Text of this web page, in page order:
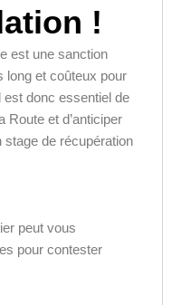
!
est une sanction
long et coûteux pour
est donc essentiel de
Route et d’anticiper
stage de récupération
peut vous
pour contester